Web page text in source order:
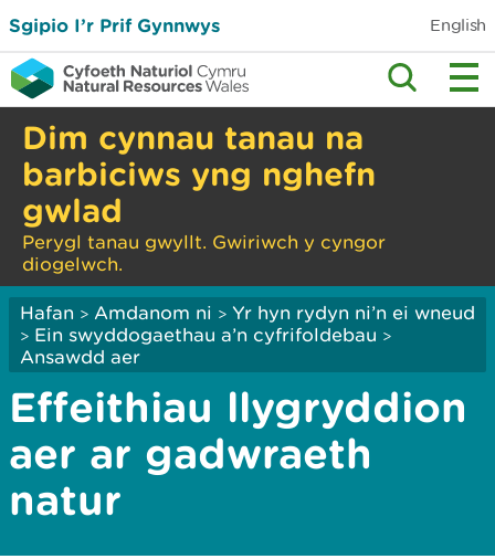
Sgipio I’r Prif Gynnwys English
Dim cynnau tanau na
barbiciws yng nghefn
gwlad
Perygl tanau gwyllt. Gwiriwch y cyngor
diogelwch.
Hafan > Amdanom ni > Yr hyn rydyn ni’n ei wneud
> Ein swyddogaethau a’n cyfrifoldebau >
Ansawdd aer
Effeithiau llygryddion
aer ar gadwraeth
natur